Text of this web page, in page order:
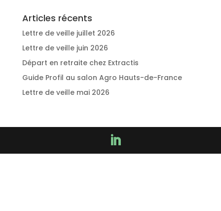
Articles récents
Lettre de veille juillet 2026
Lettre de veille juin 2026
Départ en retraite chez Extractis
Guide Profil au salon Agro Hauts-de-France
Lettre de veille mai 2026